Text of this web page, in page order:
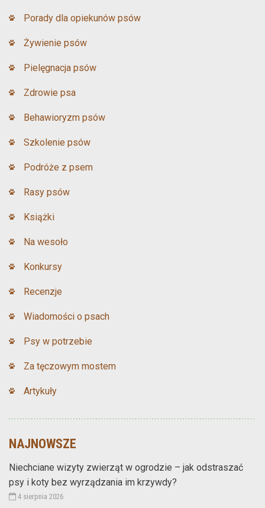
Porady dla opiekunów psów
Żywienie psów
Pielęgnacja psów
Zdrowie psa
Behawioryzm psów
Szkolenie psów
Podróże z psem
Rasy psów
Książki
Na wesoło
Konkursy
Recenzje
Wiadomości o psach
Psy w potrzebie
Za tęczowym mostem
Artykuły
NAJNOWSZE
Niechciane wizyty zwierząt w ogrodzie – jak odstraszać
psy i koty bez wyrządzania im krzywdy?
4 sierpnia 2026